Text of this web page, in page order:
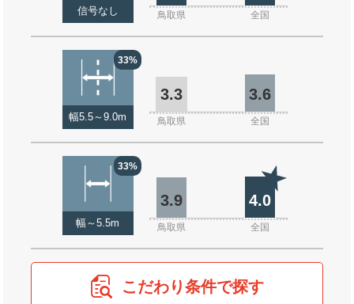
信号なし 鳥取県 全国
33%
幅5.5～9.0m
3.3 3.6
鳥取県 全国
33%
幅～5.5m
3.9 4.0
鳥取県 全国
こだわり条件で探す